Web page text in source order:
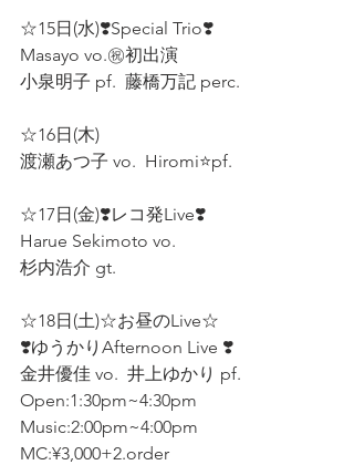
☆15日(水)❣️Special Trio❣️
Masayo vo.㊗️初出演
小泉明子 pf.  藤橋万記 perc.
☆16日(木)
渡瀬あつ子 vo.  Hiromi⭐pf.
☆17日(金)❣️レコ発Live❣️
Harue Sekimoto vo.
杉内浩介 gt.
☆18日(土)☆お昼のLive☆
❣️ゆうかりAfternoon Live ❣️
金井優佳 vo.  井上ゆかり pf.
Open:1:30pm~4:30pm
Music:2:00pm~4:00pm
MC:¥3,000+2.order